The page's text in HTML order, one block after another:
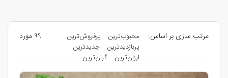
مرتب سازی بر اساس: محبوب‌ترین
پرفروش‌ترین
پربازدیدترین
جدیدترین
ارزان‌ترین
گران‌ترین
99 مورد